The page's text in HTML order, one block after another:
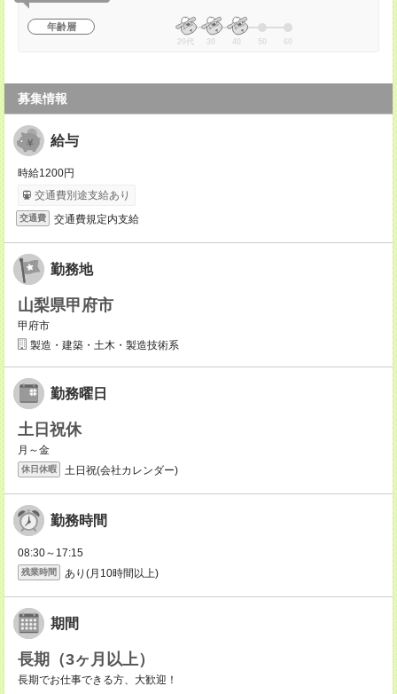
年齢層
20代 30 40 50 60
募集情報
給与
時給1200円
交通費別途支給あり
交通費 交通費規定内支給
勤務地
山梨県甲府市
甲府市
製造・建築・土木・製造技術系
勤務曜日
土日祝休
月～金
休日休暇 土日祝(会社カレンダー)
勤務時間
08:30～17:15
残業時間 あり(月10時間以上)
期間
長期（3ヶ月以上）
長期でお仕事できる方、大歓迎！